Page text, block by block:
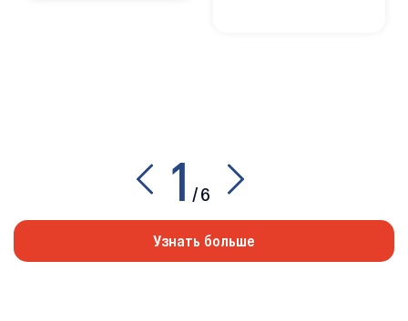
1 /6
Узнать больше